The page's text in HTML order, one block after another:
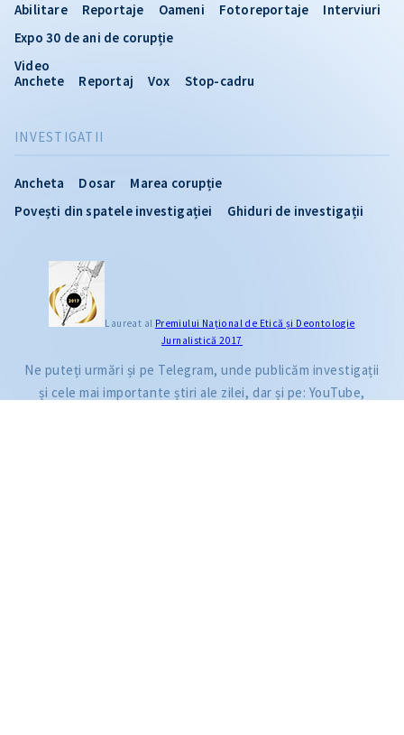
INVESTIGATII
Ancheta Dosar
Marea corupție
Povești din spatele investigației
Ghiduri de investigații
Abilitare Reportaje Oameni Fotoreportaje
Interviuri
Expo 30 de ani de corupție
Video
Anchete
Reportaj Vox Stop-cadru
Laureat al Premiului Naţional de Etică și Deontologie
Jurnalistică 2017
Ne puteți urmări și pe Telegram, unde publicăm investigații
și cele mai importante știri ale zilei, dar și pe: YouTube,
CITEȘTE